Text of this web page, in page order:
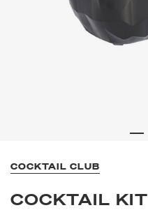
COCKTAIL CLUB
COCKTAIL KIT